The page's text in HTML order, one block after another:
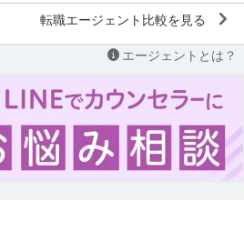
転職エージェント比較を見る
エージェントとは？